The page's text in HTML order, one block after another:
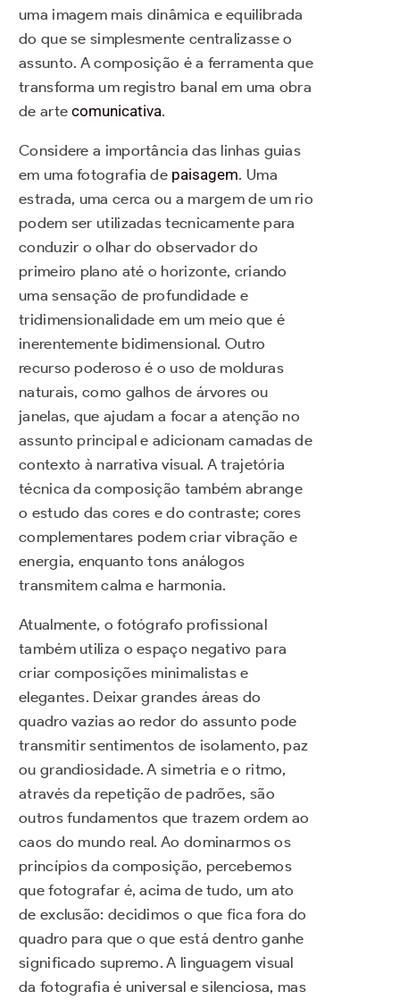
uma imagem mais dinâmica e equilibrada
do que se simplesmente centralizasse o
assunto. A composição é a ferramenta que
transforma um registro banal em uma obra
de artecomunicativa.
Considere a importância das linhas guias
em uma fotografia de paisagem. Uma
estrada, uma cerca ou a margem de um rio
podem ser utilizadas tecnicamente para
conduzir o olhar do observador do
primeiro plano até o horizonte, criando
uma sensação de profundidade e
tridimensionalidade em um meio que é
inerentemente bidimensional. Outro
recurso poderoso é o uso de molduras
naturais, como galhos de árvores ou
janelas, que ajudam a focar a atenção no
assunto principal e adicionam camadas de
contexto à narrativa visual. A trajetória
técnica da composição também abrange
o estudo das cores e do contraste; cores
complementares podem criar vibração e
energia, enquanto tons análogos
transmitem calma e harmonia.
Atualmente, o fotógrafo profissional
também utiliza o espaço negativo para
criar composições minimalistas e
elegantes. Deixar grandes áreas do
quadro vazias ao redor do assunto pode
transmitir sentimentos de isolamento, paz
ou grandiosidade. A simetria e o ritmo,
através da repetição de padrões, são
outros fundamentos que trazem ordem ao
caos do mundo real. Ao dominarmos os
princípios da composição, percebemos
que fotografar é, acima de tudo, um ato
de exclusão: decidimos o que fica fora do
quadro para que o que está dentro ganhe
significado supremo. A linguagem visual
da fotografia é universal e silenciosa, mas